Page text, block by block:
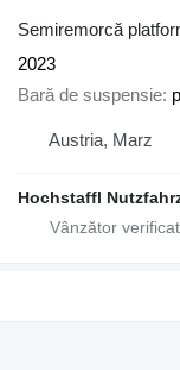
Semiremorcă
2023
Bară de suspensie
Austria, Marz
Hochstaffl